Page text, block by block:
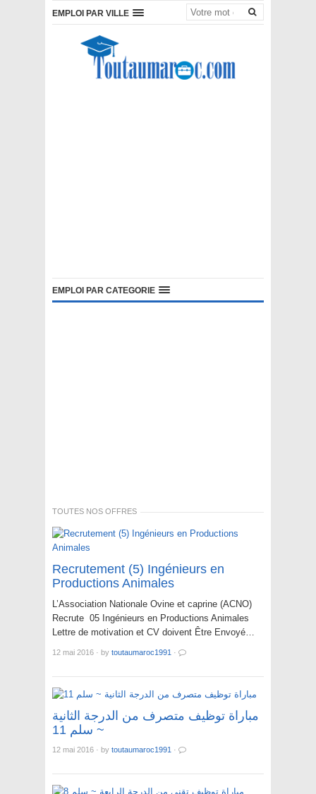
EMPLOI PAR VILLE
EMPLOI PAR CATEGORIE
TOUTES NOS OFFRES
Recrutement (5) Ingénieurs en
Productions Animales
L’Association Nationale Ovine et caprine (ACNO)
Recrute 05 Ingénieurs en Productions Animales
Lettre de motivation et CV doivent Être Envoyé…
12 mai 2016 · by toutaumaroc1991 ·
مباراة توظيف متصرف من الدرجة الثانية
~ سلم 11
12 mai 2016 · by toutaumaroc1991 ·